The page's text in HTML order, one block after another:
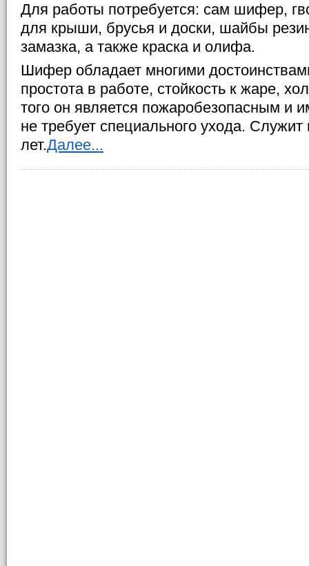
Для работы потребуется: сам шифер,
для крыши, брусья и доски, шайбы
замазка, а также краска и олифа.
Шифер обладает многими
простота в работе, стойкость к жаре,
того он является пожаробезопасным и
не требует специального ухода.
лет.Далее...